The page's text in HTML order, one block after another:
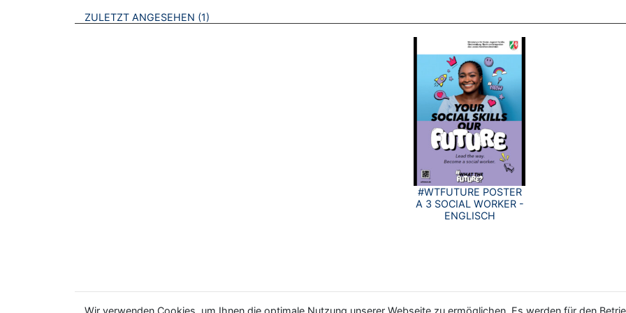
ZULETZT ANGESEHEN 1
#WTFUTURE POSTER
A 3 SOCIAL WORKER -
ENGLISCH